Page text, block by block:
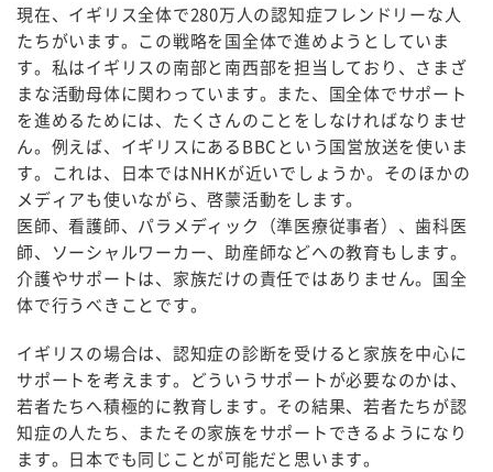
現在、イギリス全体で280万人の認知症フレンドリーな人
たちがいます。この戦略を国全体で進めようとしていま
す。私はイギリスの南部と南西部を担当しており、さまざ
まな活動母体に関わっています。また、国全体でサポート
を進めるためには、たくさんのことをしなければなりませ
ん。例えば、イギリスにあるBBCという国営放送を使いま
す。これは、日本ではNHKが近いでしょうか。そのほかの
メディアも使いながら、啓蒙活動をします。
医師、看護師、パラメディック（準医療従事者）、歯科医
師、ソーシャルワーカー、助産師などへの教育もします。
介護やサポートは、家族だけの責任ではありません。国全
体で行うべきことです。
イギリスの場合は、認知症の診断を受けると家族を中心に
サポートを考えます。どういうサポートが必要なのかは、
若者たちへ積極的に教育します。その結果、若者たちが認
知症の人たち、またその家族をサポートできるようになり
ます。日本でも同じことが可能だと思います。